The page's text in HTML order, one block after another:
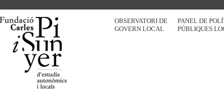
PANEL DE
PÚBLIQUES
OBSERVATORI DE
GOVERN LOCAL